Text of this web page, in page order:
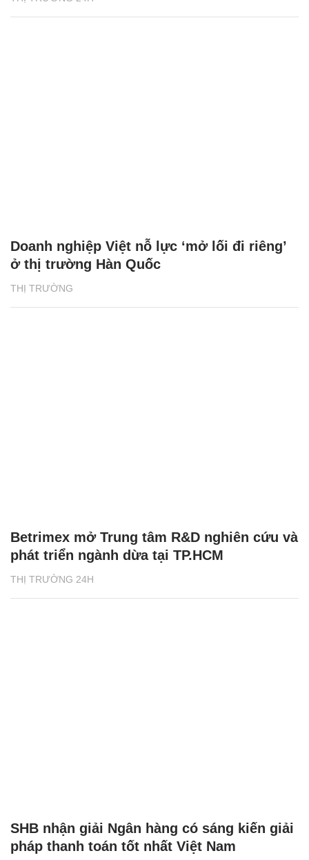
THỊ TRƯỜNG
Doanh nghiệp Việt nỗ lực ‘mở lối đi riêng’
ở thị trường Hàn Quốc
THỊ TRƯỜNG 24H
Betrimex mở Trung tâm R&D nghiên cứu và
phát triển ngành dừa tại TP.HCM
SHB nhận giải Ngân hàng có sáng kiến giải
pháp thanh toán tốt nhất Việt Nam